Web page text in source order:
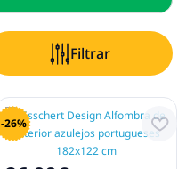
Filtrar
-26%